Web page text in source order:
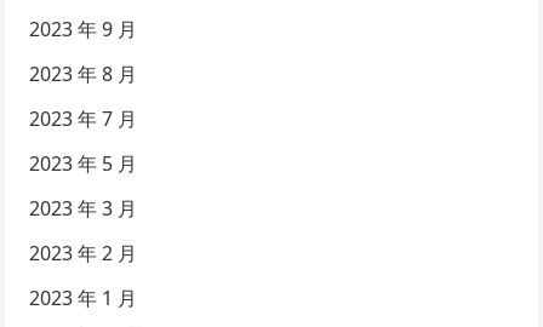
2023 年 9 月
2023 年 8 月
2023 年 7 月
2023 年 5 月
2023 年 3 月
2023 年 2 月
2023 年 1 月